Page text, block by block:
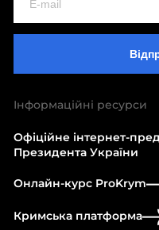
Інформаційні ресурси
Офіційне інтернет-
Президента України
Онлайн-курс ProKrym
Кримська платформа